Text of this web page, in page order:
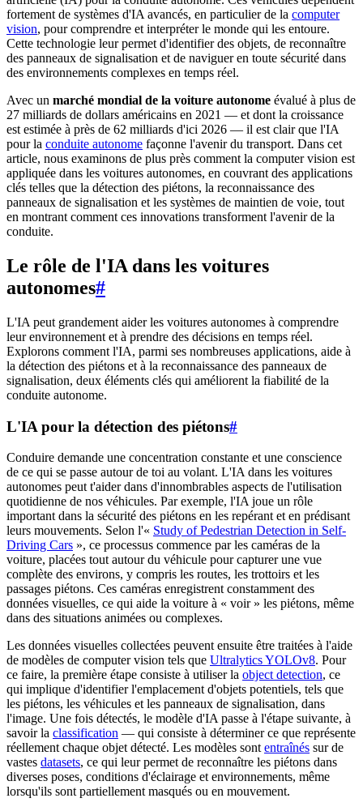
fortement de systèmes d'IA avancés, en particulier de la computer
vision, pour comprendre et interpréter le monde qui les entoure.
Cette technologie leur permet d'identifier des objets, de reconnaître
des panneaux de signalisation et de naviguer en toute sécurité dans
des environnements complexes en temps réel.
Avec un marché mondial de la voiture autonome évalué à plus de
27 milliards de dollars américains en 2021 — et dont la croissance
est estimée à près de 62 milliards d'ici 2026 — il est clair que l'IA
pour la conduite autonome façonne l'avenir du transport. Dans cet
article, nous examinons de plus près comment la computer vision est
appliquée dans les voitures autonomes, en couvrant des applications
clés telles que la détection des piétons, la reconnaissance des
panneaux de signalisation et les systèmes de maintien de voie, tout
en montrant comment ces innovations transforment l'avenir de la
conduite.
Le rôle de l'IA dans les voitures
autonomes#
L'IA peut grandement aider les voitures autonomes à comprendre
leur environnement et à prendre des décisions en temps réel.
Explorons comment l'IA, parmi ses nombreuses applications, aide à
la détection des piétons et à la reconnaissance des panneaux de
signalisation, deux éléments clés qui améliorent la fiabilité de la
conduite autonome.
L'IA pour la détection des piétons#
Conduire demande une concentration constante et une conscience
de ce qui se passe autour de toi au volant. L'IA dans les voitures
autonomes peut t'aider dans d'innombrables aspects de l'utilisation
quotidienne de nos véhicules. Par exemple, l'IA joue un rôle
important dans la sécurité des piétons en les repérant et en prédisant
leurs mouvements. Selon l'« Study of Pedestrian Detection in Self-
Driving Cars », ce processus commence par les caméras de la
voiture, placées tout autour du véhicule pour capturer une vue
complète des environs, y compris les routes, les trottoirs et les
passages piétons. Ces caméras enregistrent constamment des
données visuelles, ce qui aide la voiture à « voir » les piétons, même
dans des situations animées ou complexes.
Les données visuelles collectées peuvent ensuite être traitées à l'aide
de modèles de computer vision tels que Ultralytics YOLOv8. Pour
ce faire, la première étape consiste à utiliser la object detection, ce
qui implique d'identifier l'emplacement d'objets potentiels, tels que
les piétons, les véhicules et les panneaux de signalisation, dans
l'image. Une fois détectés, le modèle d'IA passe à l'étape suivante, à
savoir la classification — qui consiste à déterminer ce que représente
réellement chaque objet détecté. Les modèles sont entraînés sur de
vastes datasets, ce qui leur permet de reconnaître les piétons dans
diverses poses, conditions d'éclairage et environnements, même
lorsqu'ils sont partiellement masqués ou en mouvement.